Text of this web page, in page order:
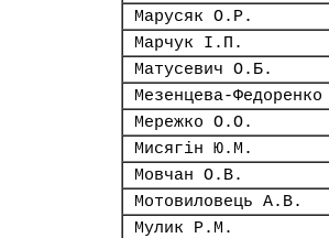
Марусяк О.Р.
Марчук І.П.
Матусевич О.Б.
Мезенцева-
Мережко О.О.
Мисягін Ю.М.
Мовчан О.В.
Мотовиловець А.В.
Мулик Р.М.